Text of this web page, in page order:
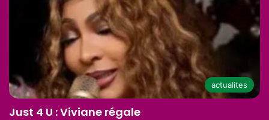
actualites
Just 4 U : Viviane régale